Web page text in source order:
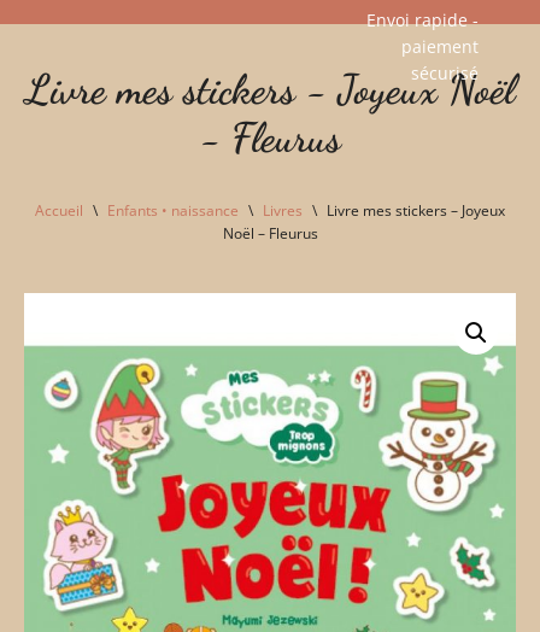
au
Envoi rapide -
paiement
sécurisé​
Livre mes stickers - Joyeux Noël
- Fleurus
Accueil \ Enfants • naissance \ Livres \ Livre mes stickers – Joyeux
Noël – Fleurus